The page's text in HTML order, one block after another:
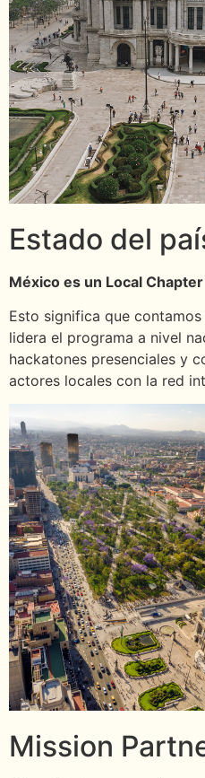
Estado del
México es un Local Chapter
Esto significa que
lidera el programa a nivel
hackatones presenciales y
actores locales con la red
Mission